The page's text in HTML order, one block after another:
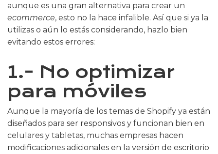
aunque es una gran alternativa para crear un
ecommerce, esto no la hace infalible. Así que si ya la
utilizas o aún lo estás considerando, hazlo bien
evitando estos errores:
1.- No optimizar
para móviles
Aunque la mayoría de los temas de Shopify ya están
diseñados para ser responsivos y funcionan bien en
celulares y tabletas, muchas empresas hacen
modificaciones adicionales en la versión de escritorio